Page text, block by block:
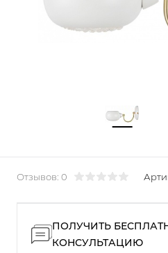
Отзывов: 0
ПОЛУЧИТЬ
КОНСУЛЬТАЦИЮ